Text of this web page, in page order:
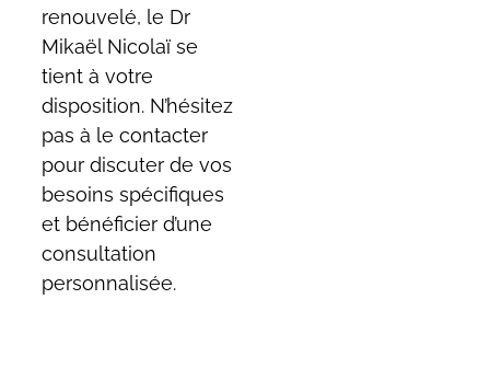
renouvelé, le Dr
Mikaël Nicolaï se
tient à votre
disposition. N’hésitez
pas à le contacter
pour discuter de vos
besoins spécifiques
et bénéficier d’une
consultation
personnalisée.